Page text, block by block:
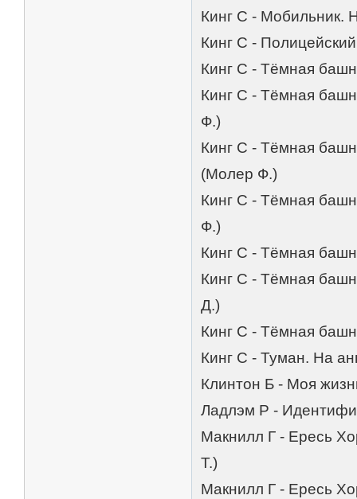
Кинг С - Мобильник.
Кинг С -
Кинг С - Тёмная
Кинг С - Тёмная
Ф.)
Кинг С - Тёмная
(Молер Ф.)
Кинг С - Тёмная
Ф.)
Кинг С - Тёмная
Кинг С - Тёмная
Д.)
Кинг С - Тёмная
Кинг С - Туман. На
Клинтон Б - Моя
Ладлэм Р -
Макнилл Г - Ересь
Т.)
Макнилл Г - Ересь